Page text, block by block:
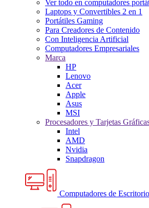
Ver todo en computadores
Laptops y Convertibles 2 en 1
Portátiles Gaming
Para Creadores de Contenido
Con Inteligencia Artificial
Computadores Empresariales
Marca
HP
Lenovo
Acer
Apple
Asus
MSI
Procesadores y Tarjetas
Intel
AMD
Nvidia
Snapdragon
Computadores de